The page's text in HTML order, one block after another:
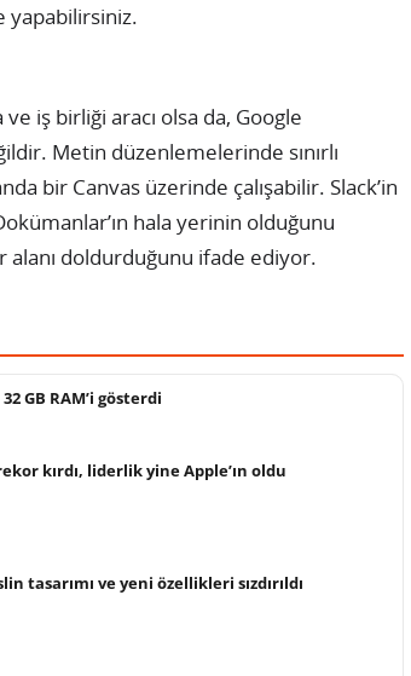
yapabilirsiniz.
iş birliği aracı olsa da, Google
Metin düzenlemelerinde sınırlı
bir Canvas üzerinde çalışabilir. Slack’in
hala yerinin olduğunu
alanı doldurduğunu ifade ediyor.
GB RAM’i gösterdi
kırdı, liderlik yine Apple’ın oldu
tasarımı ve yeni özellikleri sızdırıldı